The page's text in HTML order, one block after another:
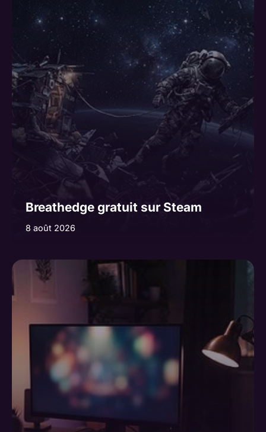
Breathedge gratuit sur Steam
8 août 2026